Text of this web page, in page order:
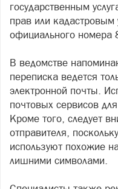
государственным
прав или
официального
В ведомстве
переписка ведется
электронной почты.
почтовых сервисов
Кроме того, следует
отправителя,
используют похожие
лишними символами.